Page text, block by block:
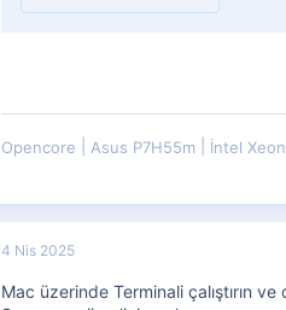
Opencore Asus P7H55m İntel
4 Nis 2025
Mac üzerinde Terminali çalıştırın